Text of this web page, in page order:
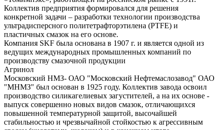
Коллектив предприятия формировался для решения
конкретной задачи – разработки технологии производства
ультрадисперсного политетрафторэтилена (PTFE) и
пластичных смазок на его основе.
Компания SKF была основана в 1907 г. и является одной из
ведущих международных промышленных компаний по
производству смазочной продукции
Агринол
Московский НМЗ- ОАО "Московский Нефтемаслозавод" ОАО
"МНМЗ" был основан в 1925 году. Коллектив завода освоил
производство силикагелиевых загустителей, а на их основе -
выпуск совершенно новых видов смазок, отличающихся
повышенной температурной защитой, высочайшей
стабильностью и чрезвычайной стойкостью к агрессивным